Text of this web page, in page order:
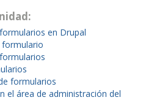
en Drupal
formulario
formularios
el área de administración del